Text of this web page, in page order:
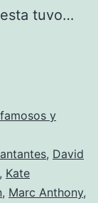
tuvo…
y
, David
, Kate
, Marc Anthony,